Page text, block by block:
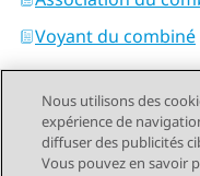
Voyant du combiné
Nous utilisons des
expérience de
diffuser des publicités
Vous pouvez en savoir